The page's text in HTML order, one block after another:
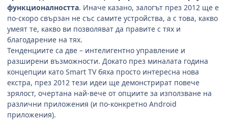
функционалността. Иначе казано, залогът през 2012 ще е
по-скоро свързан не със самите устройства, а с това, какво
умеят те, какво ви позволяват да правите с тях и
благодарение на тях.
Тенденциите са две – интелигентно управление и
разширени възможности. Докато през миналата година
концепции като Smart TV бяха просто интересна нова
екстра, през 2012 тези идеи ще демонстрират повече
зрялост, очертана най-вече от опциите за използване на
различни приложения (и по-конкретно Android
приложения).